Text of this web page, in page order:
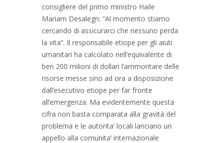
consigliere del primo ministro Haile
Mariam Desalegn: “Al momento stiamo
cercando di assicurarci che nessuno perda
la vita”. Il responsabile etiope per gli aiuti
umanitari ha calcolato nell’equivalente di
ben 200 milioni di dollari l’ammontare delle
risorse messe sino ad ora a disposizione
dall’esecutivo etiope per far fronte
all’emergenza. Ma evidentemente questa
cifra non basta comparata alla gravità del
problema e le autorita’ locali lanciano un
appello alla comunita’ internazionale